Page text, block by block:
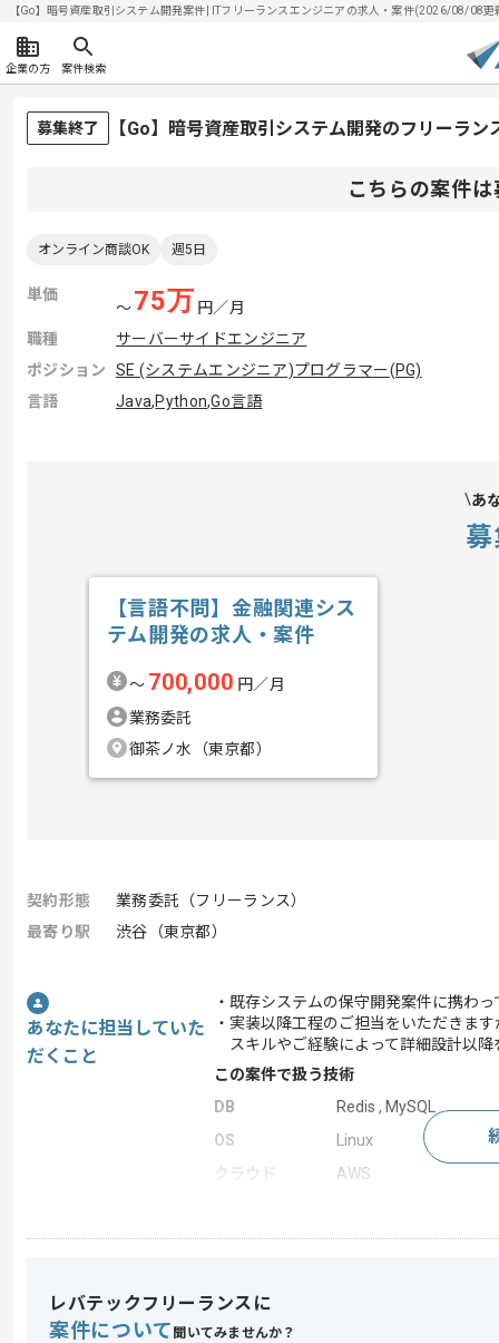
【Go】暗号資産取引システム開発案件| ITフリーランスエンジニアの求人・案件(2026/08/08更
企業の方 案件検索
募集終了 【Go】暗号資産取引システム開発のフリーラン
こちらの案件
オンライン商談OK 週5日
単価
〜75万 円／月
職種
サーバーサイドエンジニア
ポジション
SE (システムエンジニア)プログラマー(PG)
言語
Java,Python,Go言語
あ
【言語不問】金融関連シス
テム開発の求人・案件
〜 700,000 円／月
業務委託
御茶ノ水（東京都）
契約形態
業務委託（フリーランス）
最寄り駅
渋谷（東京都）
あなたに担当していた
だくこと
・既存システムの保守開発案件に携わ
・実装以降工程のご担当をいただきます
スキルやご経験によって詳細設計以
この案件で扱う技術
DB
Redis , MySQL
OS
Linux
クラウド
AWS
この案件のポイント
特徴
レバテックフリーランスに
案件について 聞いてみませんか？